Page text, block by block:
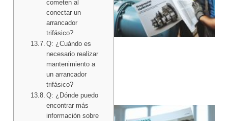
cometen al
conectar un
arrancador
trifásico?
Q: ¿Cuándo es
necesario realizar
mantenimiento a
un arrancador
trifásico?
Q: ¿Dónde puedo
encontrar más
información sobre